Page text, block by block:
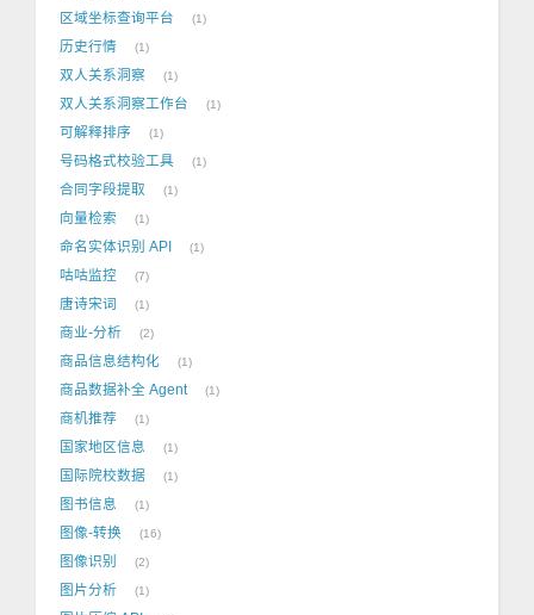
区域坐标查询平台 1
历史行情 1
双人关系洞察 1
双人关系洞察工作台 1
可解释排序 1
号码格式校验工具 1
合同字段提取 1
向量检索 1
命名实体识别 API 1
咕咕监控 7
唐诗宋词 1
商业-分析 2
商品信息结构化 1
商品数据补全 Agent 1
商机推荐 1
国家地区信息 1
国际院校数据 1
图书信息 1
图像-转换 16
图像识别 2
图片分析 1